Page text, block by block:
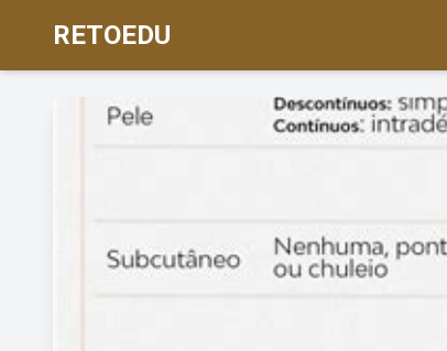
RETOEDU